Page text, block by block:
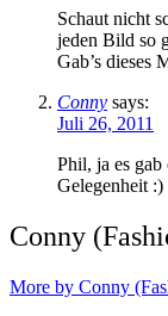
Schaut nicht
jeden Bild so
Gab’s dieses
Conny says:
Juli 26, 2011
Phil, ja es
Gelegenheit :)
Conny
More by Conny